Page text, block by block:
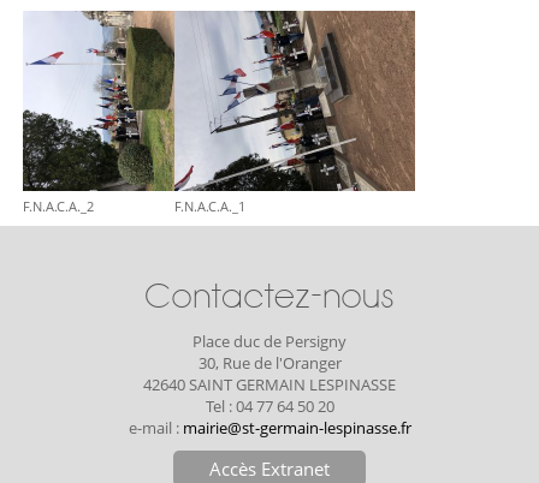
F.N.A.C.A._2 F.N.A.C.A._1
Contactez-nous
Place duc de Persigny
30, Rue de l'Oranger
42640 SAINT GERMAIN LESPINASSE
Tel : 04 77 64 50 20
e-mail : mairie@st-germain-lespinasse.fr
Accès Extranet